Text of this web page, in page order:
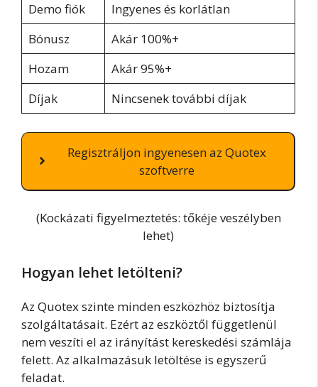
Demo fiók
Ingyenes és korlátlan
Bónusz
Akár 100%+
Hozam
Akár 95%+
Díjak
Nincsenek további díjak
Regisztráljon ingyenesen az Quotex
szoftverre
(Kockázati figyelmeztetés: tőkéje veszélyben
lehet)
Hogyan lehet letölteni?
Az Quotex szinte minden eszközhöz biztosítja
szolgáltatásait. Ezért az eszköztől függetlenül
nem veszíti el az irányítást kereskedési számlája
felett. Az alkalmazásuk letöltése is egyszerű
feladat.